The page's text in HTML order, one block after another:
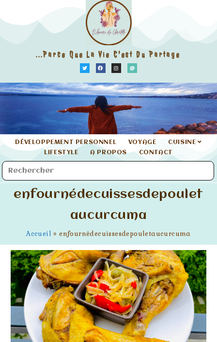
...parce Que La Vie C'est Du Partage
DÉVELOPPEMENT PERSONNEL VOYAGE
CUISINE
LIFESTYLE
A PROPOS CONTACT
enfournédecuissesdepoulet
aucurcuma
Accueil »enfournédecuissesdepouletaucurcuma